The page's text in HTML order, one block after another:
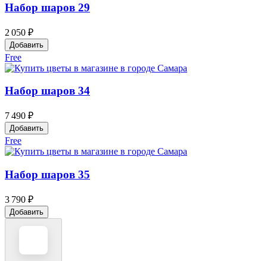
Набор шаров 29
2 050 ₽
Добавить
Free
Набор шаров 34
7 490 ₽
Добавить
Free
Набор шаров 35
3 790 ₽
Добавить